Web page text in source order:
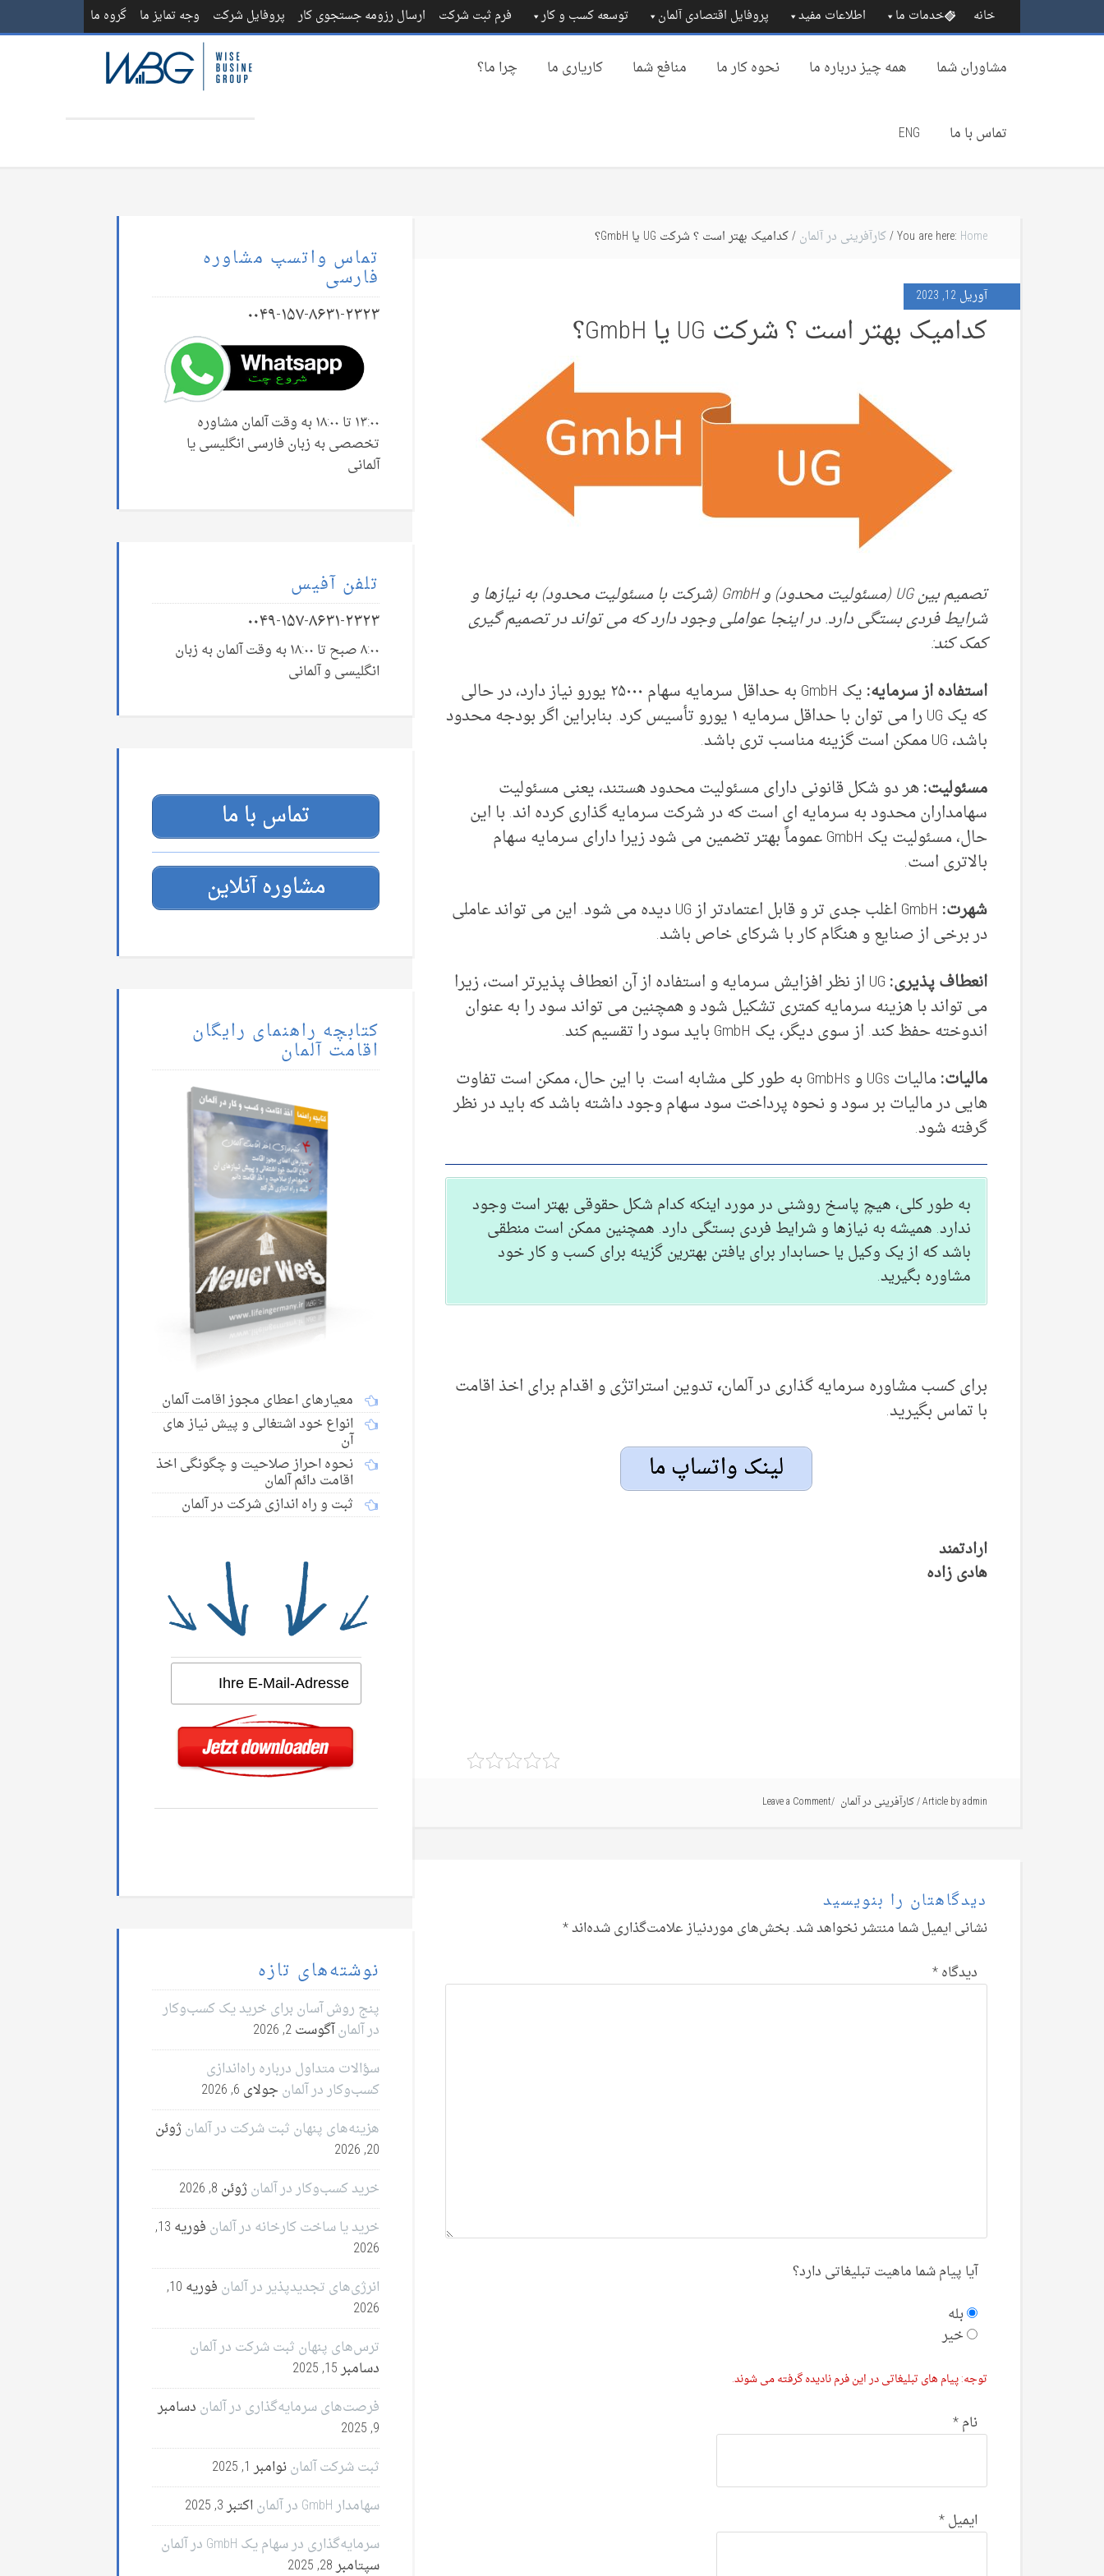
خانه خدمات ما اطلاعات مفید پروفایل اقتصادی آلمان توسعه کسب و کار فرم ثبت شرکت ارسال رزومه جستجوی کار پروفایل شرکت وجه تمایز ما گروه ما
مشاوران شما همه چیز درباره‌ ما نحوه کار ما منافع شما کاریاری ما چرا ما؟
تماس با ما ENG
You are here: Home
/کارآفرینی در آلمان/ کدامیک بهتر است ؟ شرکت UG یا GmbH؟
آوریل 12, 2023
کدامیک بهتر است ؟ شرکت UG یا GmbH؟
تصمیم بین UG (مسئولیت محدود) و GmbH (شرکت با مسئولیت محدود) به نیازها و
شرایط فردی بستگی دارد. در اینجا عواملی وجود دارد که می تواند در تصمیم گیری
کمک کند:
استفاده از سرمایه:
یک GmbH به حداقل سرمایه سهام ۲۵۰۰۰ یورو نیاز دارد، در حالی
که یک UG را می توان با حداقل سرمایه ۱ یورو تأسیس کرد. بنابراین اگر بودجه محدود
باشد، UG ممکن است گزینه مناسب تری باشد.
مسئولیت:هر دو شکل قانونی دارای مسئولیت محدود هستند، یعنی مسئولیت
سهامداران محدود به سرمایه ای است که در شرکت سرمایه گذاری کرده اند. با این
حال، مسئولیت یک GmbH عموماً بهتر تضمین می شود زیرا دارای سرمایه سهام
بالاتری است.
شهرت:
GmbH اغلب جدی تر و قابل اعتمادتر از UG دیده می شود. این می تواند عاملی
در برخی از صنایع و هنگام کار با شرکای خاص باشد.
انعطاف پذیری:
UG از نظر افزایش سرمایه و استفاده از آن انعطاف پذیرتر است، زیرا
می تواند با هزینه سرمایه کمتری تشکیل شود و همچنین می تواند سود را به عنوان
اندوخته حفظ کند. از سوی دیگر، یک GmbH باید سود را تقسیم کند.
مالیات:
مالیات UGs و GmbHs به طور کلی مشابه است. با این حال، ممکن است تفاوت
هایی در مالیات بر سود و نحوه پرداخت سود سهام وجود داشته باشد که باید در نظر
گرفته شود.
به طور کلی، هیچ پاسخ روشنی در مورد اینکه کدام شکل حقوقی بهتر است وجود
ندارد. همیشه به نیازها و شرایط فردی بستگی دارد. همچنین ممکن است منطقی
باشد که از یک وکیل یا حسابدار برای یافتن بهترین گزینه برای کسب و کار خود
مشاوره بگیرید.
برای کسب مشاوره سرمایه گذاری در آلمان،تدوین استراتژی و اقدام برای اخذ اقامت
با تماس بگیرید.
لینک واتساپ ما
ارادتمند
هادی زاده
Article byadmin
/کارآفرینی در آلمان Leave a Comment
دیدگاهتان را بنویسید
نشانی ایمیل شما منتشر نخواهد شد.بخش‌های موردنیاز علامت‌گذاری شده‌اند*
دیدگاه*
آیا پیام شما ماهیت تبلیغاتی دارد؟
بله
خیر
توجه: پیام های تبلیغاتی در این فرم نادیده گرفته می شوند.
نام*
ایمیل*
تماس واتسپ مشاوره
فارسی
۰۰۴۹-۱۵۷-۸۶۳۱-۲۳۲۳
۱۳:۰۰ تا ۱۸:۰۰ به وقت آلمان مشاوره
تخصصی به زبان فارسی انگلیسی یا
آلمانی
تلفن آفیس
۰۰۴۹-۱۵۷-۸۶۳۱-۲۳۲۳
۸:۰۰ صبح تا ۱۸:۰۰ به وقت آلمان به زبان
انگلیسی و آلمانی
تماس با ما
مشاوره آنلاین
کتابچه راهنمای رایگان
اقامت آلمان
معیارهای اعطای مجوز اقامت آلمان
انواع خود اشتغالی و پیش نیاز های
آن
نحوه احراز صلاحیت و چگونگی اخذ
اقامت دائم آلمان
ثبت و راه اندازی شرکت در آلمان
نوشته‌های تازه
پنج روش آسان برای خرید یک کسب‌وکار
در آلمانآگوست 2, 2026
سؤالات متداول درباره راه‌اندازی
کسب‌وکار در آلمان جولای 6, 2026
هزینه‌های پنهان ثبت شرکت در آلمان ژوئن
20, 2026
خرید کسب‌وکار در آلمان ژوئن 8, 2026
خرید یا ساخت کارخانه در آلمان
فوریه 13,
2026
انرژی‌های تجدیدپذیر در آلمان
فوریه 10,
2026
ترس‌های پنهان ثبت شرکت در آلمان
دسامبر 15, 2025
فرصت‌های سرمایه‌گذاری در آلمان دسامبر
9, 2025
ثبت شرکت آلماننوامبر 1, 2025
سهامدار GmbH در آلمان
اکتبر 3, 2025
سرمایه‌گذاری در سهام یک GmbH در آلمان
سپتامبر 28, 2025